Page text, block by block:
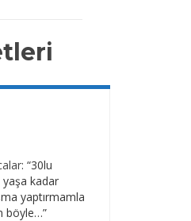
: “30lu
yaşa kadar
yaptırmamla
böyle…”